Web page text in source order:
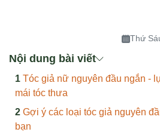
Thứ
Nội dung bài viết
Tóc giả nữ nguyên đầu ngắn -
mái tóc thưa
Gợi ý các loại tóc giả nguyên
bạn